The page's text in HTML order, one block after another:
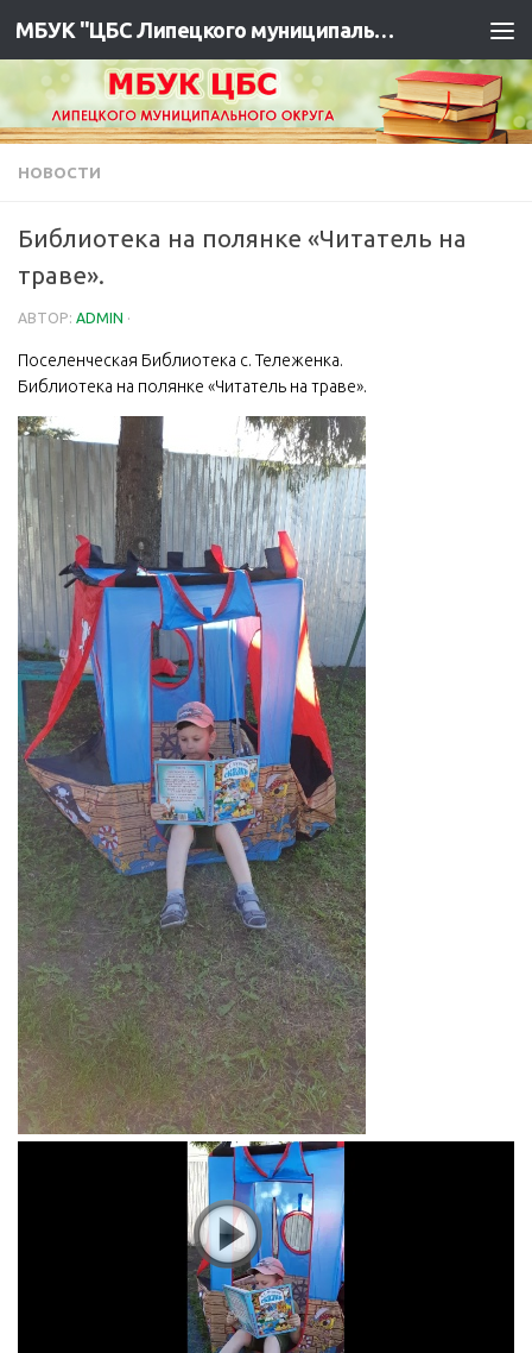
МБУК "ЦБС Липецкого муниципального района"
НОВОСТИ
Библиотека на полянке «Читатель на
траве».
АВТОР: ADMIN ·
Поселенческая Библиотека с. Тележенка.
Библиотека на полянке «Читатель на траве».